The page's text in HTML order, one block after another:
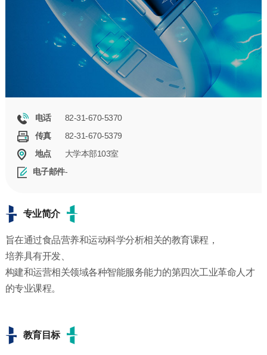
电话
82-31-670-5370
传真
82-31-670-5379
地点
大学本部103室
电子邮件-
专业简介
旨在通过食品营养和运动科学分析相关的教育课程，
培养具有开发、
构建和运营相关领域各种智能服务能力的第四次工业革命人才
的专业课程。
教育目标